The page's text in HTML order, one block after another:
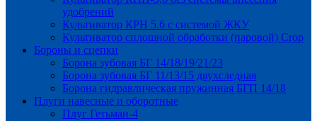
удобрений
Культиватор КРН 5.6 с системой ЖКУ
Культиватор сплошной обработки (паровой) Crop
Бороны и сцепки
Борона зубовая БГ 14/18/19/21/23
Борона зубовая БГ 11/13/15 двухследная
Борона гидравлическая пружинная БГП 14/18
Плуги навесные и оборотные
Плуг Гетьман-4